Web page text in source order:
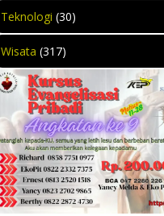
Teknologi (30)
Wisata (317)